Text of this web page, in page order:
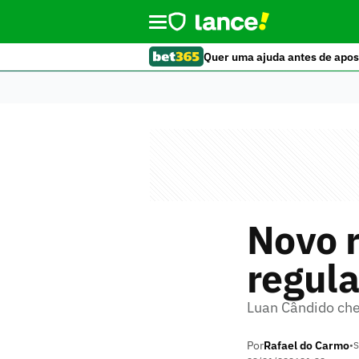
Quer uma ajuda antes de
Novo
Luan Cândido
PorRafael do Carmo•